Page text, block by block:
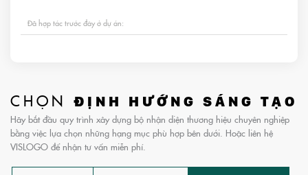
Đã hợp tác trước đây ở dự án:
CHỌN ĐỊNH HƯỚNG SÁNG TẠO
Hãy bắt đầu quy trình xây dựng bộ nhận diện thương hiệu chuyên nghiệp
bằng việc lựa chọn những hạng mục phù hợp bên dưới. Hoặc liên hệ
VISLOGO để nhận tư vấn miễn phí.